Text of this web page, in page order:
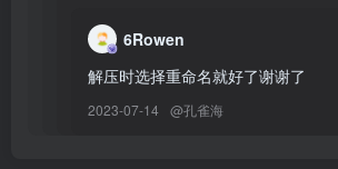
Nyako喵子 – NO.053 DOAほのか[156P+2V-1.3G]
Nyako喵子 – NO.052 少女の秘密部屋[162P+3V-
Nyako喵子 – NO.051 夏の彼女[148P+3V-402.1M]
6Rowen
解压时选择重命名就好了谢谢了
2023-07-14 @孔雀海